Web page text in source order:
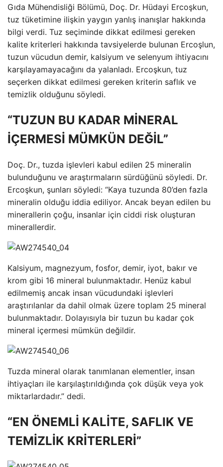
Gıda Mühendisliği Bölümü, Doç. Dr. Hüdayi Ercoşkun,
tuz tüketimine ilişkin yaygın yanlış inanışlar hakkında
bilgi verdi. Tuz seçiminde dikkat edilmesi gereken
kalite kriterleri hakkında tavsiyelerde bulunan Ercoşlun,
tuzun vücudun demir, kalsiyum ve selenyum ihtiyacını
karşılayamayacağını da yalanladı. Ercoşkun, tuz
seçerken dikkat edilmesi gereken kriterin saflık ve
temizlik olduğunu söyledi.
“TUZUN BU KADAR MİNERAL
İÇERMESİ MÜMKÜN DEĞİL”
Doç. Dr., tuzda işlevleri kabul edilen 25 mineralin
bulunduğunu ve araştırmaların sürdüğünü söyledi. Dr.
Ercoşkun, şunları söyledi: “Kaya tuzunda 80’den fazla
mineralin olduğu iddia ediliyor. Ancak beyan edilen bu
minerallerin çoğu, insanlar için ciddi risk oluşturan
minerallerdir.
Kalsiyum, magnezyum, fosfor, demir, iyot, bakır ve
krom gibi 16 mineral bulunmaktadır. Henüz kabul
edilmemiş ancak insan vücudundaki işlevleri
araştırılanlar da dahil olmak üzere toplam 25 mineral
bulunmaktadır. Dolayısıyla bir tuzun bu kadar çok
mineral içermesi mümkün değildir.
Tuzda mineral olarak tanımlanan elementler, insan
ihtiyaçları ile karşılaştırıldığında çok düşük veya yok
miktarlardadır.” dedi.
“EN ÖNEMLİ KALİTE, SAFLIK VE
TEMİZLİK KRİTERLERİ”